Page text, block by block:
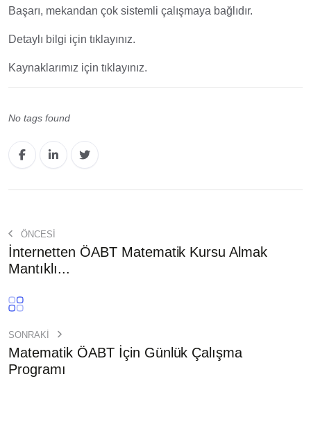
Başarı, mekandan çok sistemli çalışmaya bağlıdır.
Detaylı bilgi için tıklayınız.
Kaynaklarımız için tıklayınız.
No tags found
ÖNCESİ
İnternetten ÖABT Matematik Kursu Almak
Mantıklı...
SONRAKI
Matematik ÖABT İçin Günlük Çalışma
Programı